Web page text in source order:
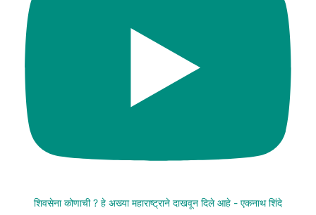
शिवसेना कोणाची ? हे अख्या महाराष्ट्राने दाखवून दिले आहे - एकनाथ शिंदे